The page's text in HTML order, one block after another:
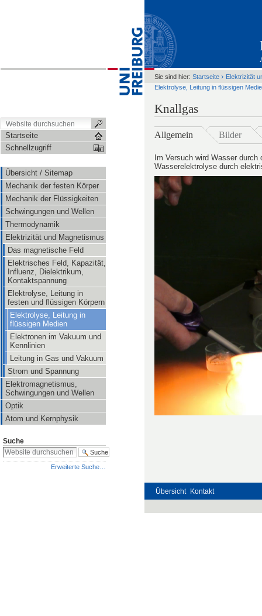
Startseite
Schnellzugriff
Übersicht / Sitemap
Mechanik der festen Körper
Mechanik der Flüssigkeiten
Schwingungen und Wellen
Thermodynamik
Elektrizität und Magnetismus
Das magnetische Feld
Elektrisches Feld, Kapazität,
Influenz, Dielektrikum,
Kontaktspannung
Elektrolyse, Leitung in
festen und flüssigen Körpern
Elektrolyse, Leitung in
flüssigen Medien
Elektronen im Vakuum und
Kennlinien
Leitung in Gas und Vakuum
Strom und Spannung
Elektromagnetismus,
Schwingungen und Wellen
Optik
Atom und Kernphysik
Suche
Erweiterte Suche…
Sie sind hier: Startseite › Elektrizität
Elektrolyse, Leitung in flüssigen
Knallgas
Allgemein Bilder
Im Versuch wird Wasser
Wasserelektrolyse durch
Übersicht Kontakt